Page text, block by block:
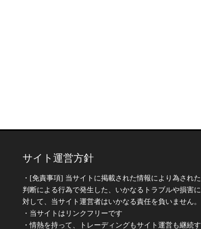
サイト運営方針
・[免責事項] 当サイトに掲載された情報により為された
判断による行為で発生した、いかなるトラブルや損害に
対して、当サイト運営者はいかなる責任を負いません。
・当サイトはリンクフリーです
・情熱を持って、トレーディングもサイト運営も継続す